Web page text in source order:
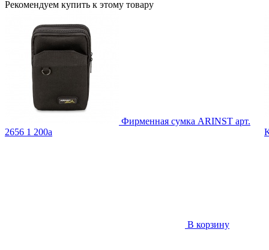
Рекомендуем купить к этому товару
Фирменная сумка ARINST арт.
2656 1 200a
В корзину